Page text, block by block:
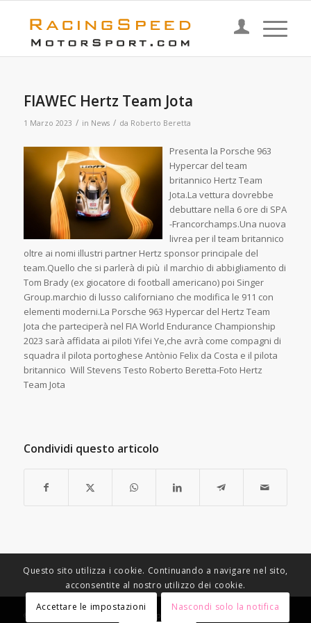
FIAWEC Hertz Team Jota
1 Marzo 2023 / in News / da Roberto Beretta
Presenta la Porsche 963
Hypercar del team
britannico Hertz Team
Jota.La vettura dovrebbe
debuttare nella 6 ore di SPA
-Francorchamps.Una nuova
livrea per il team britannico
oltre ai nomi illustri partner Hertz sponsor principale del
team.Quello che si parlerà di più il marchio di abbigliamento di
Tom Brady (ex giocatore di football americano) poi Singer
Group.marchio di lusso californiano che modifica le 911 con
elementi moderni.La Porsche 963 Hypercar del Hertz Team
Jota che parteciperà nel FIA World Endurance Championship
2023 sarà affidata ai piloti Yifei Ye,che avrà come compagni di
squadra il pilota portoghese Antònio Felix da Costa e il pilota
britannico Will Stevens Testo Roberto Beretta-Foto Hertz
Team Jota
Condividi questo articolo
© Copyright - Racing Speed Motor Sport -
Questo sito utilizza i cookie. Continuando a navigare nel sito,
acconsentite al nostro utilizzo dei cookie.
Accettare le impostazioni
Nascondi solo la notifica